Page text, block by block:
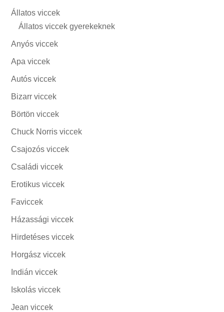
Állatos viccek
Állatos viccek gyerekeknek
Anyós viccek
Apa viccek
Autós viccek
Bizarr viccek
Börtön viccek
Chuck Norris viccek
Csajozós viccek
Családi viccek
Erotikus viccek
Faviccek
Házassági viccek
Hirdetéses viccek
Horgász viccek
Indián viccek
Iskolás viccek
Jean viccek